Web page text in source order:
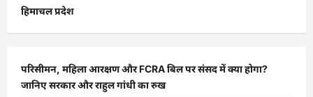
हिमाचल प्रदेश
परिसीमन, महिला आरक्षण और FCRA बिल पर संसद में क्या होगा?
जानिए सरकार और राहुल गांधी का रुख